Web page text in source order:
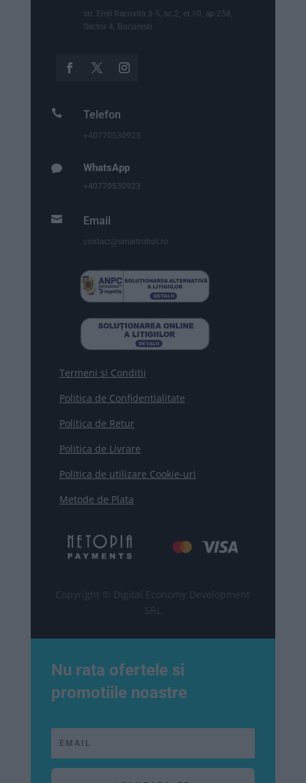
str. Emil Racovita 3-5, sc.2, et.10, ap.258,
Sector 4, Bucuresti
 Telefon
+40770530923
 WhatsApp
+40770530923
 Email
contact@smartrobot.ro
Termeni si Conditii
Politica de Confidentialitate
Politica de Retur
Politica de Livrare
Politica de utilizare Cookie-uri
Metode de Plata
Copyright © Digital Economy Development
SRL
Nu rata ofertele si
promotiile noastre